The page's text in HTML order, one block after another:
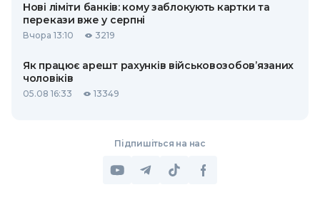
Нові ліміти банків: кому заблокують картки та
перекази вже у серпні
Вчора 13:10 3219
Як працює арешт рахунків військовозобов’язаних
чоловіків
05.08 16:33 13349
Підпишіться на нас